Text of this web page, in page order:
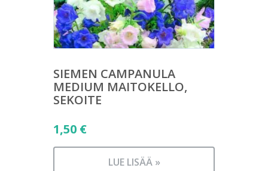
SIEMEN CAMPANULA
MEDIUM MAITOKELLO,
SEKOITE
1,50 €
LUE LISÄÄ »